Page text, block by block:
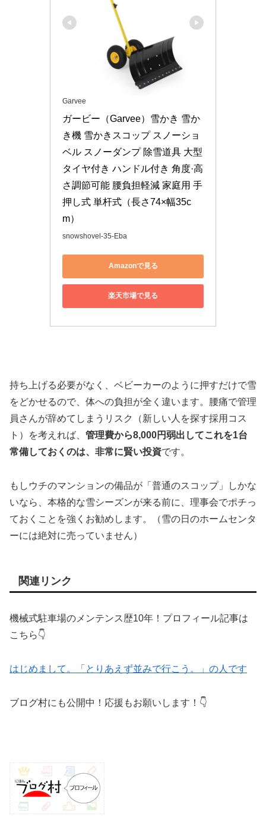
Garvee
ガービー（Garvee）雪かき 雪か
き機 雪かきスコップ スノーショ
ベル スノーダンプ 除雪道具 大型
タイヤ付き ハンドル付き 角度·高
さ調節可能 腰負担軽減 家庭用 手
押し式 単杆式（長さ74×幅35c
m）
snowshovel-35-Eba
Amazonで見る
楽天市場で見る
持ち上げる必要がなく、ベビーカーのように押すだけで雪
をどかせるので、体への負担が全く違います。腰痛で管理
員さんが辞めてしまうリスク（新しい人を探す採用コス
ト）を考えれば、 管理費から8,000円弱出してこれを1台
常備しておくのは、非常に賢い投資です。
もしウチのマンションの備品が「普通のスコップ」しかな
いなら、本格的な雪シーズンが来る前に、理事会でポチっ
ておくことを強くお勧めします。（雪の日のホームセンタ
ーには絶対に売っていません）
関連リンク
機械式駐車場のメンテンス歴10年！プロフィール記事は
こちら👇
はじめまして。「とりあえず並みで行こう。」の人です
ブログ村にも公開中！応援もお願いします！👇